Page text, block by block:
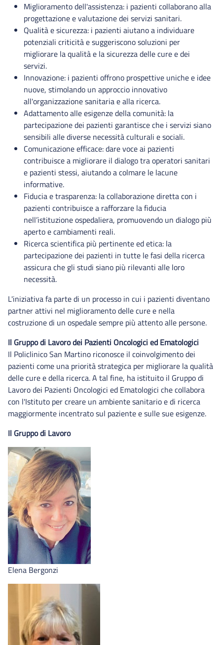
Miglioramento dell'assistenza: i pazienti collaborano alla
progettazione e valutazione dei servizi sanitari.
Qualità e sicurezza: i pazienti aiutano a individuare
potenziali criticità e suggeriscono soluzioni per
migliorare la qualità e la sicurezza delle cure e dei
servizi.
Innovazione: i pazienti offrono prospettive uniche e idee
nuove, stimolando un approccio innovativo
all'organizzazione sanitaria e alla ricerca.
Adattamento alle esigenze della comunità: la
partecipazione dei pazienti garantisce che i servizi siano
sensibili alle diverse necessità culturali e sociali.
Comunicazione efficace: dare voce ai pazienti
contribuisce a migliorare il dialogo tra operatori sanitari
e pazienti stessi, aiutando a colmare le lacune
informative.
Fiducia e trasparenza: la collaborazione diretta con i
pazienti contribuisce a rafforzare la fiducia
nell’istituzione ospedaliera, promuovendo un dialogo più
aperto e cambiamenti reali.
Ricerca scientifica più pertinente ed etica: la
partecipazione dei pazienti in tutte le fasi della ricerca
assicura che gli studi siano più rilevanti alle loro
necessità.
L'iniziativa fa parte di un processo in cui i pazienti diventano
partner attivi nel miglioramento delle cure e nella
costruzione di un ospedale sempre più attento alle persone.
Il Gruppo di Lavoro dei Pazienti Oncologici ed Ematologici
Il Policlinico San Martino riconosce il coinvolgimento dei
pazienti come una priorità strategica per migliorare la qualità
delle cure e della ricerca. A tal fine, ha istituito il Gruppo di
Lavoro dei Pazienti Oncologici ed Ematologici che collabora
con l'Istituto per creare un ambiente sanitario e di ricerca
maggiormente incentrato sul paziente e sulle sue esigenze.
Il Gruppo di Lavoro
Elena Bergonzi